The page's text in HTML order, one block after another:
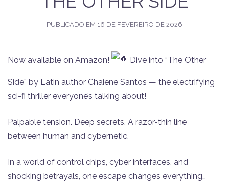
PUBLICADO EM 16 DE FEVEREIRO DE 2026
Now available on Amazon! Dive into “The Other
Side” by Latin author Chaiene Santos — the electrifying
sci-fi thriller everyone’s talking about!
Palpable tension. Deep secrets. A razor-thin line
between human and cybernetic.
In a world of control chips, cyber interfaces, and
shocking betrayals, one escape changes everything…